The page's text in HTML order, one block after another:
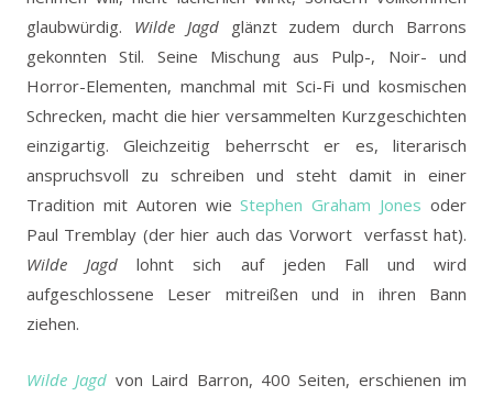
glaubwürdig. Wilde Jagdglänzt zudem durch Barrons
gekonnten Stil. Seine Mischung aus Pulp-, Noir- und
Horror-Elementen, manchmal mit Sci-Fi und kosmischen
Schrecken, macht die hier versammelten Kurzgeschichten
einzigartig. Gleichzeitig beherrscht er es, literarisch
anspruchsvoll zu schreiben und steht damit in einer
Tradition mit Autoren wieStephen Graham Jones oder
Paul Tremblay (der hier auch das Vorwort verfasst hat).
Wilde Jagd lohnt sich auf jeden Fall und wird
aufgeschlossene Leser mitreißen und in ihren Bann
ziehen.
Wilde Jagd von Laird Barron, 400 Seiten, erschienen im